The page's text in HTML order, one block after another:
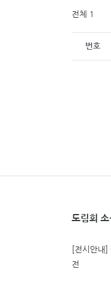
전체 1
번호
도림회 소
[전시안내
전